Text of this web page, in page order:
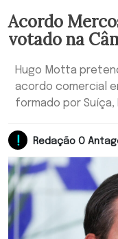
Acordo
votado na
Hugo Motta
acordo comercial
formado por Suíça,
Redação O